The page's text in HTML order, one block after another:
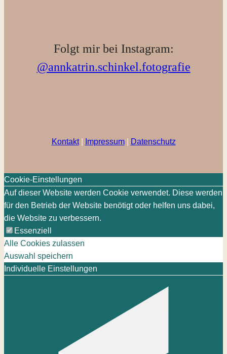
Folgt mir bei Instagram:
@annkatrin.schinkel.fotografie
Kontakt| Impressum| Datenschutz
Cookie-Einstellungen
Auf dieser Website werden Cookie verwendet. Diese werden
für den Betrieb der Website benötigt oder helfen uns dabei,
die Website zu verbessern.
Essenziell
Alle Cookies zulassen
Auswahl speichern
Individuelle Einstellungen